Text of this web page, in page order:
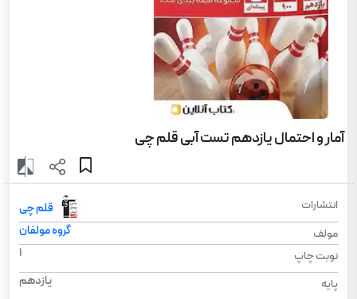
آمار و احتمال یازدهم تست آبی قلم چی
انتشارات
قلم چی
مولف
گروه مولفان
نوبت چاپ
1
پایه
یازدهم